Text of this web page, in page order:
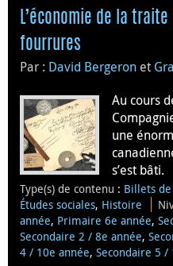
L’économie de la traite
fourrures
Par : David Bergeron et
Au cours
une
s’est bâti.
Type(s) de contenu : Billets
Études sociales, Histoire
année, Primaire 6e année,
Secondaire 2 / 8e année,
4 / 10e année, Secondaire 5 /